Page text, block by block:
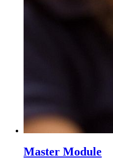
Master Module